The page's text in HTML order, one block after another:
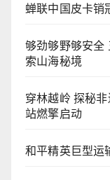
蝉联中国皮卡销
够劲够野够安全
索山海秘境
穿林越岭 探秘
站燃擎启动
和平精英巨型运